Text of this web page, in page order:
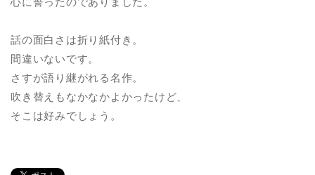
話の面白さは折り紙付き。
間違いないです。
さすが語り継がれる名作。
吹き替えもなかなかよかったけど、
そこは好みでしょう。